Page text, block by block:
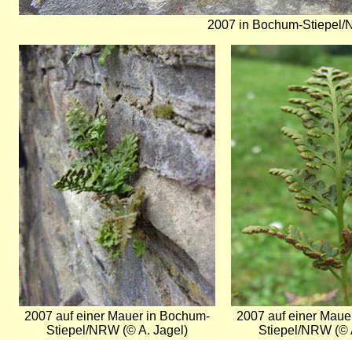
2007 in Bochum-Stiepel/
Bild
2007 auf einer Mauer in Bochum-
Stiepel/NRW (© A. Jagel)
Bild
2007 auf einer
Stiepel/NRW (©